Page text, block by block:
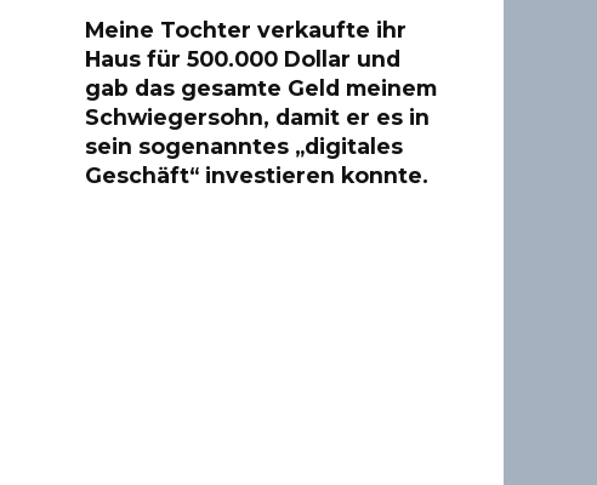
Meine Tochter verkaufte ihr
Haus für 500.000 Dollar und
gab das gesamte Geld meinem
Schwiegersohn, damit er es in
sein sogenanntes „digitales
Geschäft“ investieren konnte.